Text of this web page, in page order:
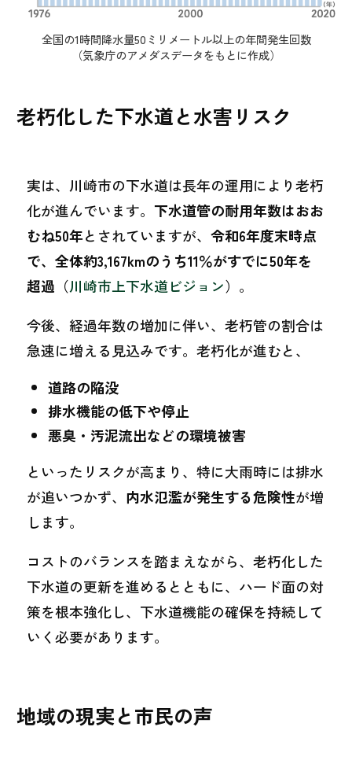
全国の1時間降水量50ミリメートル以上の年間発生回数
（気象庁のアメダスデータをもとに作成）
老朽化した下水道と水害リスク
実は、川崎市の下水道は長年の運用により老朽
化が進んでいます。下水道管の耐用年数はおお
むね50年とされていますが、令和6年度末時点
で、全体約3,167kmのうち11％がすでに50年を
超過 （川崎市上下水道ビジョン）。
今後、経過年数の増加に伴い、老朽管の割合は
急速に増える見込みです。老朽化が進むと、
道路の陥没
排水機能の低下や停止
悪臭・汚泥流出などの環境被害
といったリスクが高まり、特に大雨時には排水
が追いつかず、 内水氾濫が発生する危険性が増
します。
コストのバランスを踏まえながら、老朽化した
下水道の更新を進めるとともに、ハード面の対
策を根本強化し、下水道機能の確保を持続して
いく必要があります。
地域の現実と市民の声